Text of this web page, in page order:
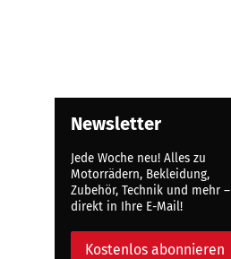
Newsletter
Jede Woche neu! Alles zu
Motorrädern, Bekleidung,
Zubehör, Technik und mehr –
direkt in Ihre E-Mail!
Kostenlos abonnieren